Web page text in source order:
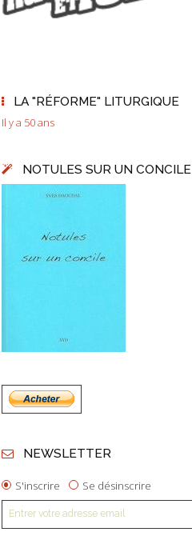
LA "RÉFORME" LITURGIQUE
Il y a 50 ans
NOTULES SUR UN CONCILE
NEWSLETTER
S'inscrire Se désinscrire